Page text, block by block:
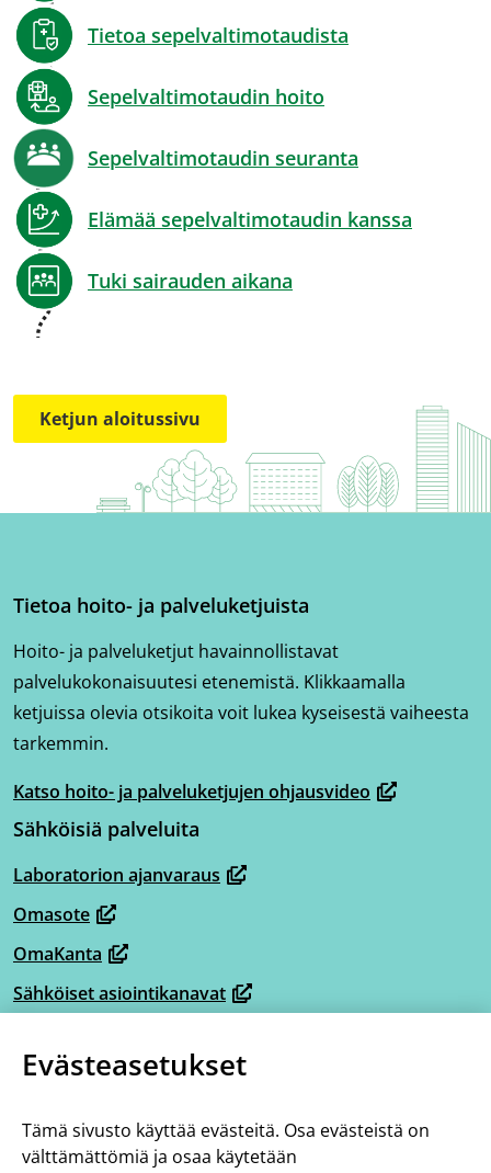
Tietoa sepelvaltimotaudista
Sepelvaltimotaudin hoito
Sepelvaltimotaudin seuranta
Elämää sepelvaltimotaudin kanssa
Tuki sairauden aikana
Ketjun aloitussivu
Tietoa hoito- ja palveluketjuista
Hoito- ja palveluketjut havainnollistavat
palvelukokonaisuutesi etenemistä. Klikkaamalla
ketjuissa olevia otsikoita voit lukea kyseisestä vaiheesta
tarkemmin.
Katso hoito- ja palveluketjujen ohjausvideo
(avautuu
uuteen
ikkunaan,
toiseen
palveluun)
Sähköisiä palveluita
Laboratorion ajanvaraus
(avautuu
uuteen
ikkunaan,
siirryt
toiseen
Omasote
(avautuu
uuteen
ikkunaan,
siirryt
toiseen
palveluun)
OmaKanta
(avautuu
uuteen
siirryt
palveluun)
Sähköiset asiointikanavat
(avautuu
ikkunaan,
toiseen
palveluun)
uuteen
siirryt
Omahelpperi
ikkunaan,
Tietoa hoito- ja palveluketjuista
Evästeasetukset
Tämä sivusto käyttää evästeitä. Osa evästeistä on
välttämättömiä ja osaa käytetään